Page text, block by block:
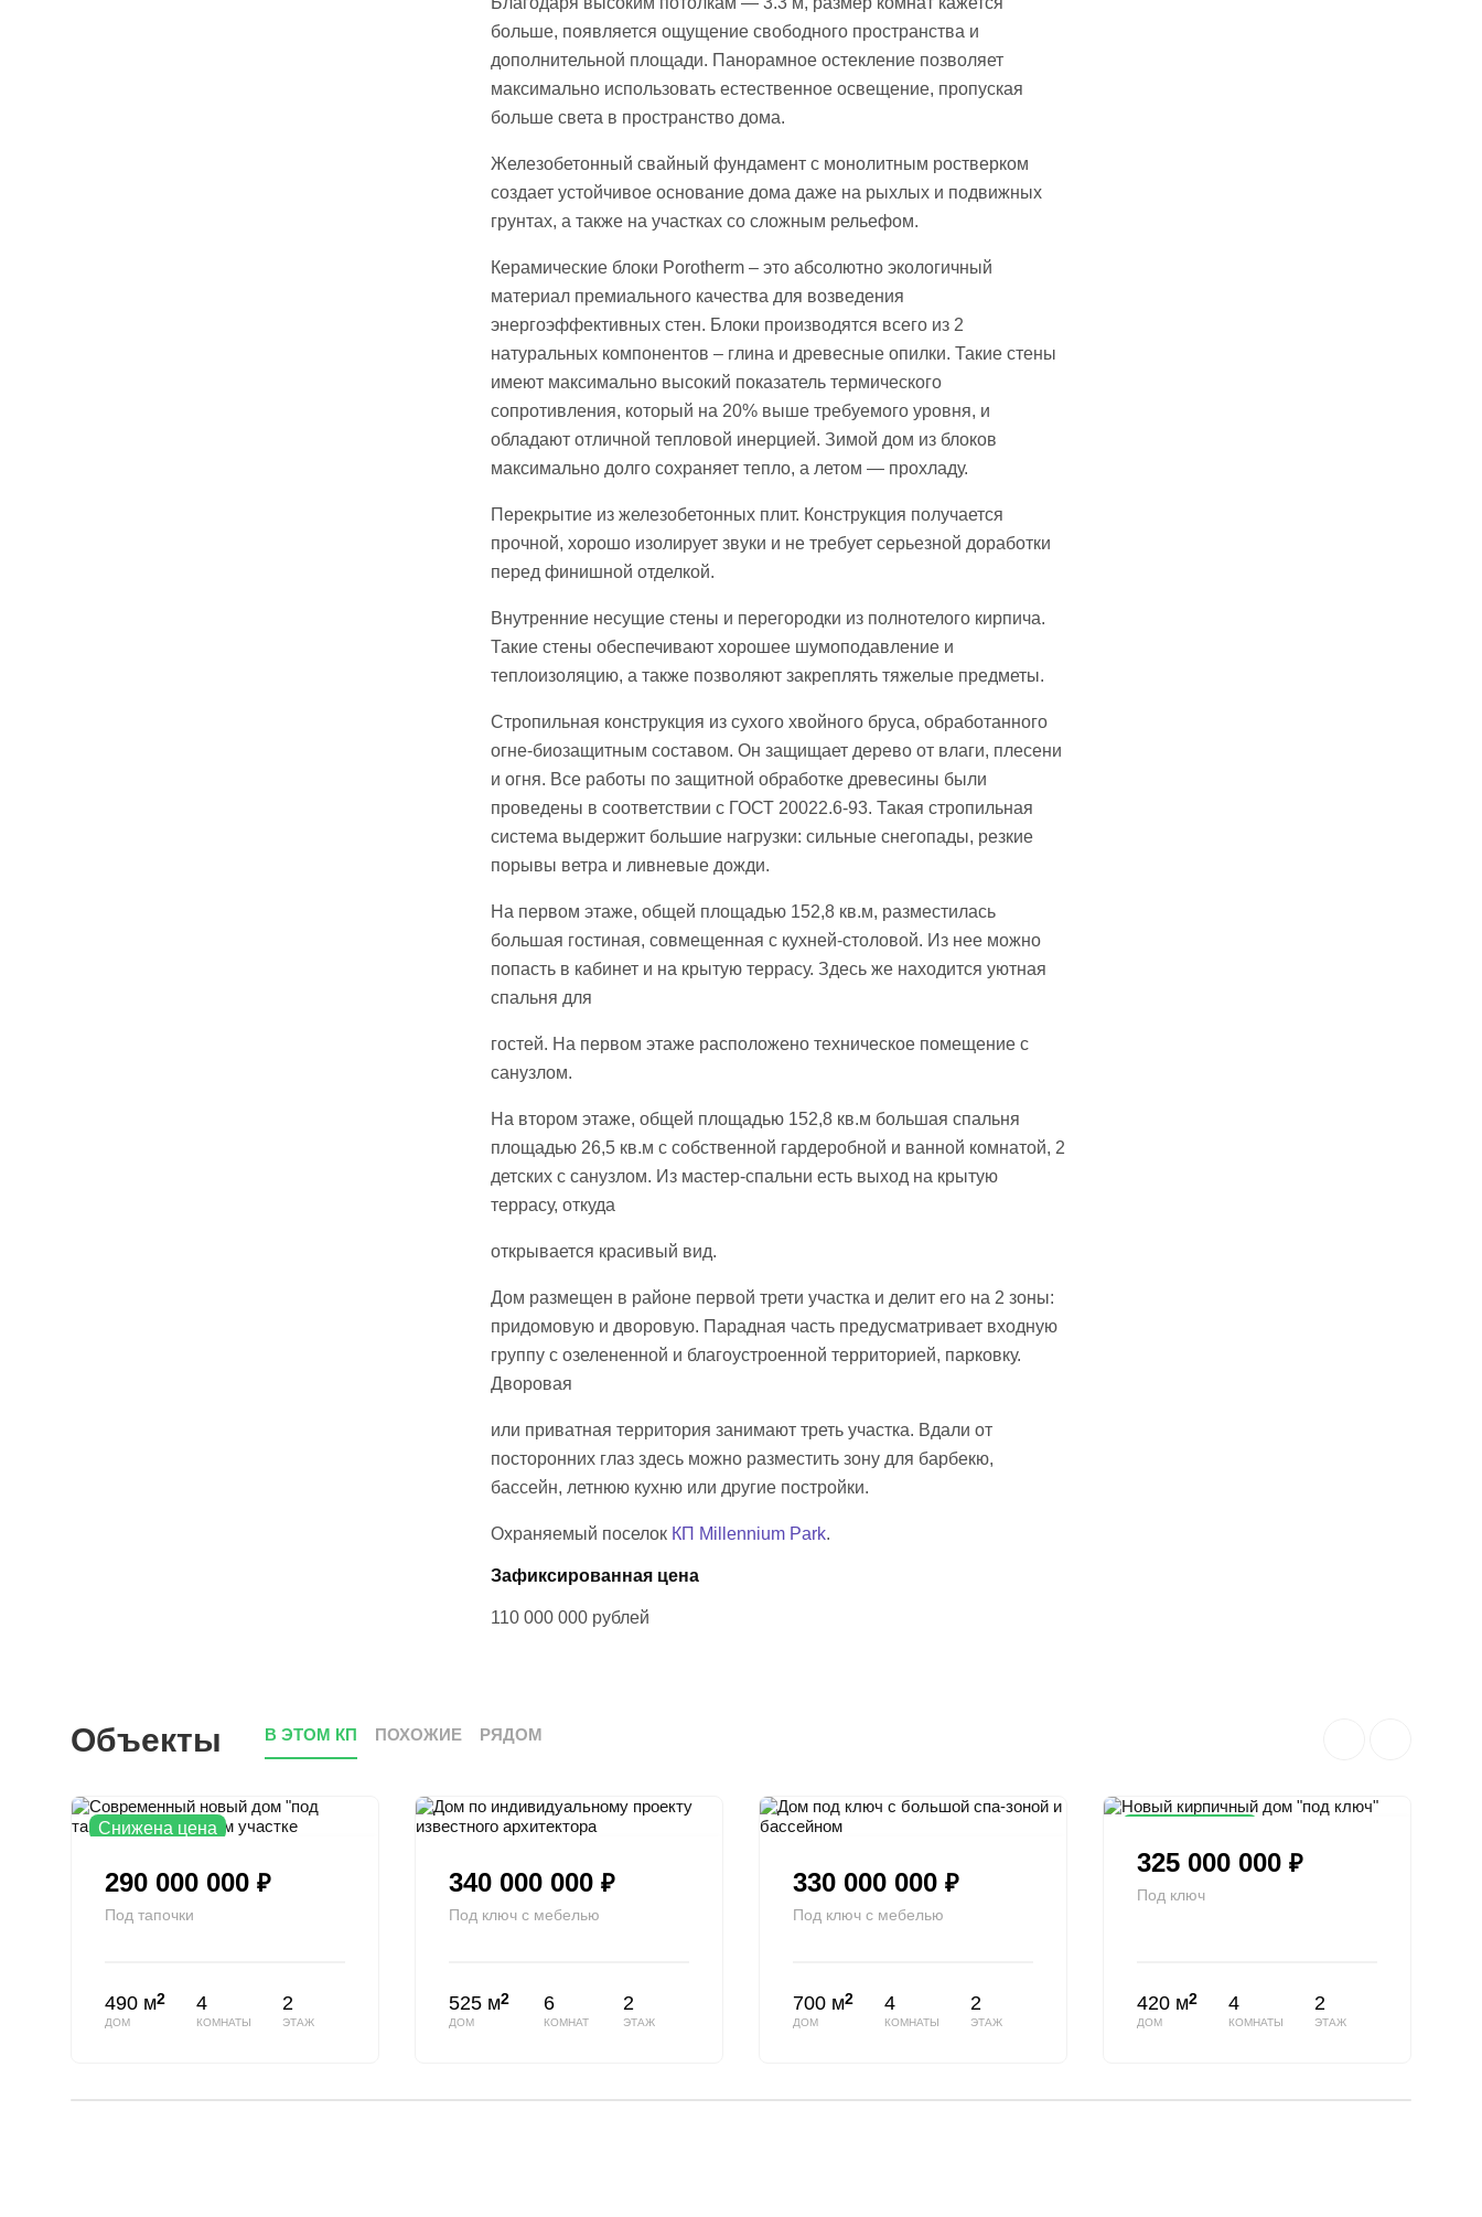
больше, появляется ощущение свободного пространства и
дополнительной площади. Панорамное остекление позволяет
максимально использовать естественное освещение, пропуская
больше света в пространство дома.
Железобетонный свайный фундамент с монолитным ростверком
создает устойчивое основание дома даже на рыхлых и подвижных
грунтах, а также на участках со сложным рельефом.
Керамические блоки Porotherm – это абсолютно экологичный
материал премиального качества для возведения
энергоэффективных стен. Блоки производятся всего из 2
натуральных компонентов – глина и древесные опилки. Такие стены
имеют максимально высокий показатель термического
сопротивления, который на 20% выше требуемого уровня, и
обладают отличной тепловой инерцией. Зимой дом из блоков
максимально долго сохраняет тепло, а летом — прохладу.
Перекрытие из железобетонных плит. Конструкция получается
прочной, хорошо изолирует звуки и не требует серьезной доработки
перед финишной отделкой.
Внутренние несущие стены и перегородки из полнотелого кирпича.
Такие стены обеспечивают хорошее шумоподавление и
теплоизоляцию, а также позволяют закреплять тяжелые предметы.
Стропильная конструкция из сухого хвойного бруса, обработанного
огне-биозащитным составом. Он защищает дерево от влаги, плесени
и огня. Все работы по защитной обработке древесины были
проведены в соответствии с ГОСТ 20022.6-93. Такая стропильная
система выдержит большие нагрузки: сильные снегопады, резкие
порывы ветра и ливневые дожди.
На первом этаже, общей площадью 152,8 кв.м, разместилась
большая гостиная, совмещенная с кухней-столовой. Из нее можно
попасть в кабинет и на крытую террасу. Здесь же находится уютная
спальня для
гостей. На первом этаже расположено техническое помещение с
санузлом.
На втором этаже, общей площадью 152,8 кв.м большая спальня
площадью 26,5 кв.м с собственной гардеробной и ванной комнатой, 2
детских с санузлом. Из мастер-спальни есть выход на крытую
террасу, откуда
открывается красивый вид.
Дом размещен в районе первой трети участка и делит его на 2 зоны:
придомовую и дворовую. Парадная часть предусматривает входную
группу с озелененной и благоустроенной территорией, парковку.
Дворовая
или приватная территория занимают треть участка. Вдали от
посторонних глаз здесь можно разместить зону для барбекю,
бассейн, летнюю кухню или другие постройки.
Охраняемый поселок КП Millennium Park.
Зафиксированная цена
110 000 000 рублей
Объекты В ЭТОМ КП ПОХОЖИЕ РЯДОМ
Снижена цена
290 000 000 ₽
Под тапочки
490 м2
ДОМ
4
КОМНАТЫ
2
ЭТАЖ
340 000 000 ₽
Под ключ с мебелью
525 м2
ДОМ
6
КОМНАТ
2
ЭТАЖ
330 000 000 ₽
Под ключ с мебелью
700 м2
ДОМ
4
КОМНАТЫ
2
ЭТАЖ
325 000 000 ₽
Под ключ
420 м2
ДОМ
4
КОМНАТЫ
2
ЭТАЖ